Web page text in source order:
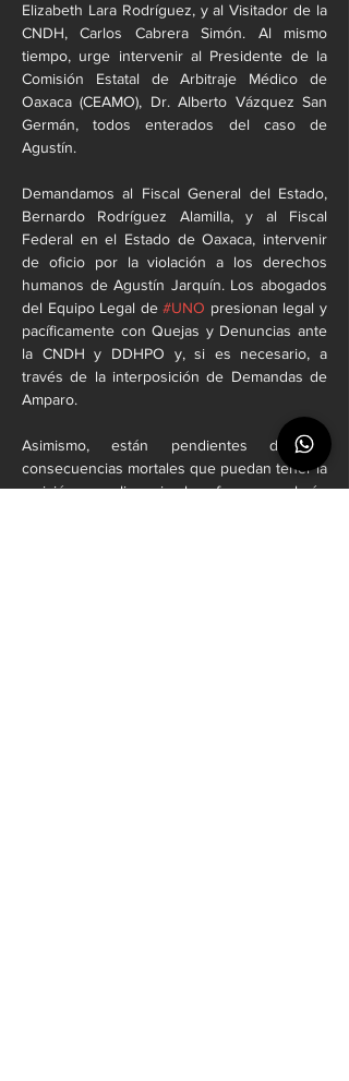
Elizabeth Lara Rodríguez, y al Visitador de la
CNDH, Carlos Cabrera Simón. Al mismo
tiempo, urge intervenir al Presidente de la
Comisión Estatal de Arbitraje Médico de
Oaxaca (CEAMO), Dr. Alberto Vázquez San
Germán, todos enterados del caso de
Agustín.
Demandamos al Fiscal General del Estado,
Bernardo Rodríguez Alamilla, y al Fiscal
Federal en el Estado de Oaxaca, intervenir
de oficio por la violación a los derechos
humanos de Agustín Jarquín. Los abogados
del Equipo Legal de #UNO presionan legal y
pacíficamente con Quejas y Denuncias ante
la CNDH y DDHPO y, si es necesario, a
través de la interposición de Demandas de
Amparo.
Asimismo, están pendientes de las
consecuencias mortales que puedan tener la
omisión y negligencia al perforar un pulmón